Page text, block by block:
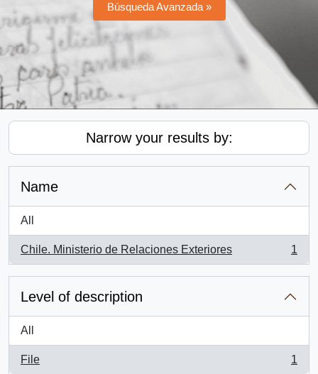
Búsqueda Avanzada »
Narrow your results by:
Name
All
Chile. Ministerio de Relaciones Exteriores
, 1 results
1
Level of description
All
File
, 1 results
1